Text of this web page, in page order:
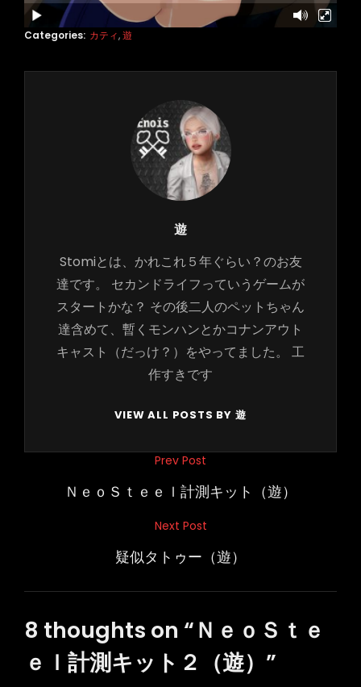
Categories: カティ,遊
Author:
遊
Stomiとは、かれこれ５年ぐらい？のお友
達です。 セカンドライフっていうゲームが
スタートかな？ その後二人のペットちゃん
達含めて、暫くモンハンとかコナンアウト
キャスト（だっけ？）をやってました。 工
作すきです
VIEW ALL POSTS BY 遊
ー
シ
ョ
ン
Prev Post
ＮｅｏＳｔｅｅｌ計測キット（遊）
Next Post
疑似タトゥー（遊）
8 thoughts on “ＮｅｏＳｔｅ
ｅｌ計測キット２（遊） ”